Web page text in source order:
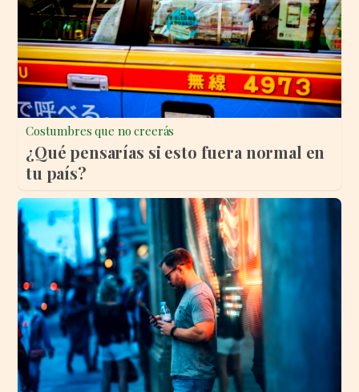
Costumbres que no creerás
¿Qué pensarías si esto fuera normal en
tu país?